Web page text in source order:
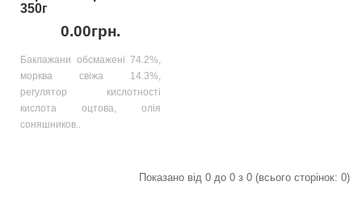
350г
0.00грн.
Баклажани обсмажені 74.2%,
морква свіжа 14.3%,
регулятор кислотності
кислота оцтова, олія
соняшников..
Показано від 0 до 0 з 0 (всього сторінок: 0)